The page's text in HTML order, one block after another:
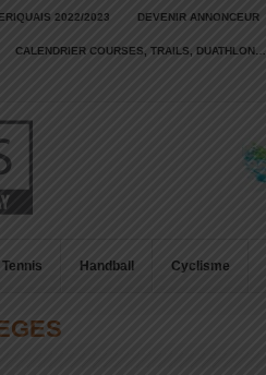
2022/2023 DEVENIR ANNONCEUR
CALENDRIER COURSES, TRAILS, DUATHLON…
Tennis Handball Cyclisme